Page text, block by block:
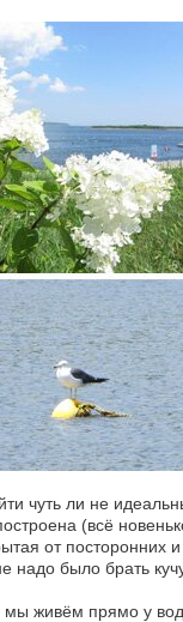
чуть ли не
(всё
от
надо было брать
мы живём прямо у